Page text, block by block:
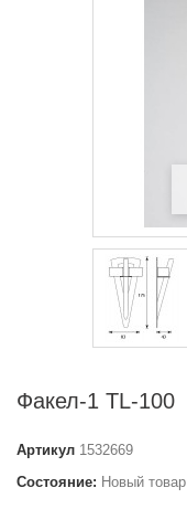
Факел-1 TL-100
Артикул 1532669
Состояние: Новый товар